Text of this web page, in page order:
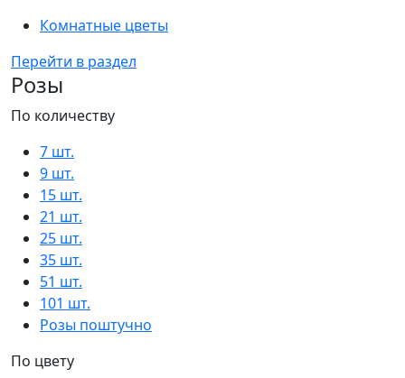
Комнатные цветы
Перейти в раздел
Розы
По количеству
7 шт.
9 шт.
15 шт.
21 шт.
25 шт.
35 шт.
51 шт.
101 шт.
Розы поштучно
По цвету